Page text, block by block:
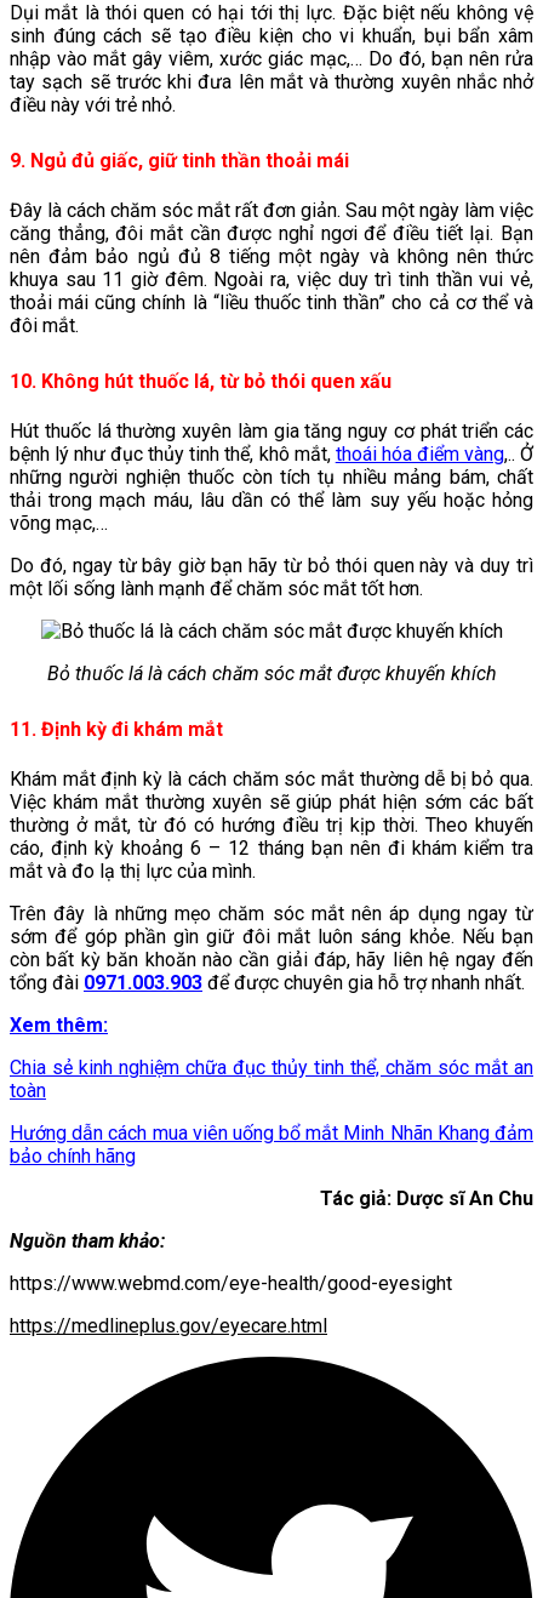
Dụi mắt là thói quen có hại tới thị lực. Đặc biệt nếu không vệ
sinh đúng cách sẽ tạo điều kiện cho vi khuẩn, bụi bẩn xâm
nhập vào mắt gây viêm, xước giác mạc,… Do đó, bạn nên rửa
tay sạch sẽ trước khi đưa lên mắt và thường xuyên nhắc nhở
điều này với trẻ nhỏ.
9. Ngủ đủ giấc, giữ tinh thần thoải mái
Đây là cách chăm sóc mắt rất đơn giản. Sau một ngày làm việc
căng thẳng, đôi mắt cần được nghỉ ngơi để điều tiết lại. Bạn
nên đảm bảo ngủ đủ 8 tiếng một ngày và không nên thức
khuya sau 11 giờ đêm. Ngoài ra, việc duy trì tinh thần vui vẻ,
thoải mái cũng chính là “liều thuốc tinh thần” cho cả cơ thể và
đôi mắt.
10. Không hút thuốc lá, từ bỏ thói quen xấu
Hút thuốc lá thường xuyên làm gia tăng nguy cơ phát triển các
bệnh lý như đục thủy tinh thể, khô mắt, thoái hóa điểm vàng,.. Ở
những người nghiện thuốc còn tích tụ nhiều mảng bám, chất
thải trong mạch máu, lâu dần có thể làm suy yếu hoặc hỏng
võng mạc,…
Do đó, ngay từ bây giờ bạn hãy từ bỏ thói quen này và duy trì
một lối sống lành mạnh để chăm sóc mắt tốt hơn.
Bỏ thuốc lá là cách chăm sóc mắt được khuyến khích
11. Định kỳ đi khám mắt
Khám mắt định kỳ là cách chăm sóc mắt thường dễ bị bỏ qua.
Việc khám mắt thường xuyên sẽ giúp phát hiện sớm các bất
thường ở mắt, từ đó có hướng điều trị kịp thời. Theo khuyến
cáo, định kỳ khoảng 6 – 12 tháng bạn nên đi khám kiểm tra
mắt và đo lạ thị lực của mình.
Trên đây là những mẹo chăm sóc mắt nên áp dụng ngay từ
sớm để góp phần gìn giữ đôi mắt luôn sáng khỏe. Nếu bạn
còn bất kỳ băn khoăn nào cần giải đáp, hãy liên hệ ngay đến
tổng đài 0971.003.903 để được chuyên gia hỗ trợ nhanh nhất.
Xem thêm:
Chia sẻ kinh nghiệm chữa đục thủy tinh thể, chăm sóc mắt an
toàn
Hướng dẫn cách mua viên uống bổ mắt Minh Nhãn Khang đảm
bảo chính hãng
Tác giả: Dược sĩ An Chu
Nguồn tham khảo:
https://www.webmd.com/eye-health/good-eyesight
https://medlineplus.gov/eyecare.html